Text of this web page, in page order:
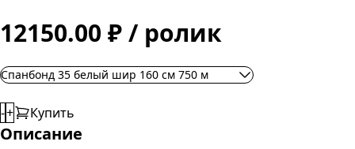
12150.00 ₽ / ролик
Спанбонд 35 белый шир 160 см 750 м
-+ Купить
Описание